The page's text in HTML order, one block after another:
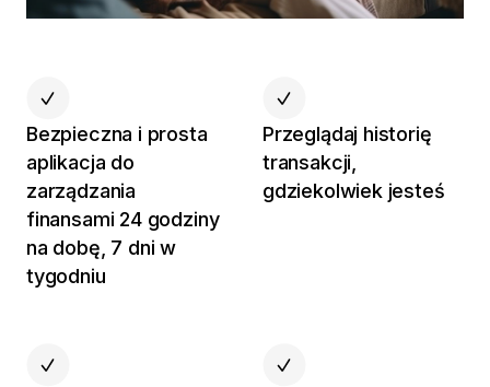
Bezpieczna i prosta
aplikacja do
zarządzania
finansami 24 godziny
na dobę, 7 dni w
tygodniu
Przeglądaj historię
transakcji,
gdziekolwiek jesteś